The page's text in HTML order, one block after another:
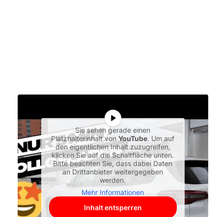
Sie sehen gerade einen
Platzhalterinhalt vonYouTube. Um auf
den eigentlichen Inhalt zuzugreifen,
klicken Sie auf die Schaltfläche unten.
Bitte beachten Sie, dass dabei Daten
an Drittanbieter weitergegeben
werden.
Mehr Informationen
Inhalt entsperren